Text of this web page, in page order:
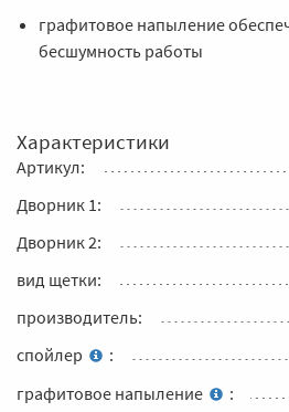
графитовое напыление
бесшумность работы
Характеристики
Артикул:
Дворник 1:
Дворник 2:
вид щетки:
производитель:
спойлер
:
графитовое напыление
: